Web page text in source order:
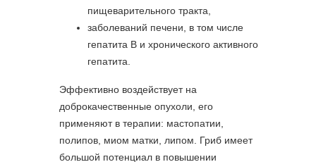
пищеварительного тракта,
заболеваний печени, в том числе
гепатита В и хронического активного
гепатита.
Эффективно воздействует на
доброкачественные опухоли, его
применяют в терапии: мастопатии,
полипов, миом матки, липом. Гриб имеет
большой потенциал в повышении